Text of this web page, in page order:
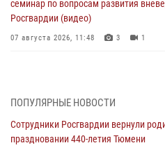
семинар по вопросам развития
Росгвардии (видео)
07 августа 2026, 11:48 3 1
07 августа 2026, 10:57 5
Память военнослужащих, погибших
воинского долга, почтили в
ПОПУЛЯРНЫЕ НОВОСТИ
Сотрудники Росгвардии вернули
праздновании 440-летия Тюмени